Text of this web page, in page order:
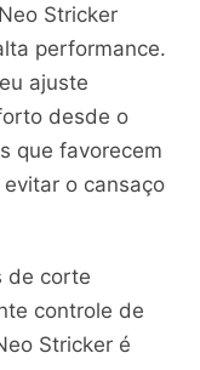
Stricker
performance.
ajuste
desde o
que favorecem
o cansaço
de corte
controle de
Stricker é